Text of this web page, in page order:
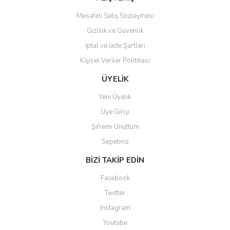
Gönder
Mesafeli Satış Sözleşmesi
Gizlilik ve Güvenlik
İptal ve İade Şartları
Kişisel Veriler Politikası
ÜYELİK
Yeni Üyelik
Üye Girişi
Şifremi Unuttum
Sepetiniz
BİZİ TAKİP EDİN
Facebook
Twitter
Instagram
Youtube